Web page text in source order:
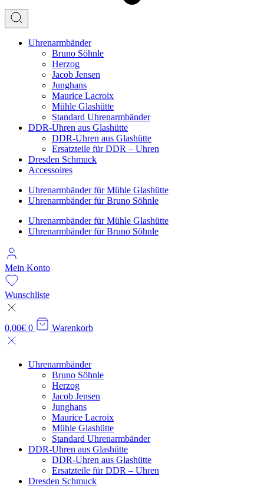
Uhrenarm­bänder
Bruno Söhnle
Herzog
Jacob Jensen
Junghans
Maurice Lacroix
Mühle Glashütte
Standard Uhrenarmbänder
DDR-Uhren aus Glashütte
DDR-Uhren aus Glashütte
Ersatzteile für DDR – Uhren
Dresden Schmuck
Accessoires
Uhrenarmbänder für Mühle Glashütte
Uhrenarmbänder für Bruno Söhnle
Uhrenarmbänder für Mühle Glashütte
Uhrenarmbänder für Bruno Söhnle
Mein Konto
Wunschliste
0,00€ 0 Warenkorb
Uhrenarm­bänder
Bruno Söhnle
Herzog
Jacob Jensen
Junghans
Maurice Lacroix
Mühle Glashütte
Standard Uhrenarmbänder
DDR-Uhren aus Glashütte
DDR-Uhren aus Glashütte
Ersatzteile für DDR – Uhren
Dresden Schmuck